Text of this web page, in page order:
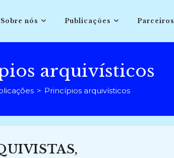
Sobre nós Publicações Parceiros
arquivísticos
> Princípios arquivísticos